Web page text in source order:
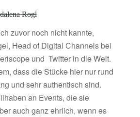
Rogl
zuvor noch nicht kannte,
Head of Digital Channels bei
und Twitter in die Welt.
dass die Stücke hier nur rund
und sehr authentisch sind.
an Events, die sie
auch ganz ehrlich, wenn es